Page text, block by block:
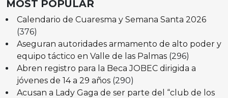
MOST POPULAR
Calendario de Cuaresma y Semana Santa 2026
(376)
Aseguran autoridades armamento de alto poder y
equipo táctico en Valle de las Palmas (296)
Abren registro para la Beca JOBEC dirigida a
jóvenes de 14 a 29 años (290)
Acusan a Lady Gaga de ser parte del “club de los